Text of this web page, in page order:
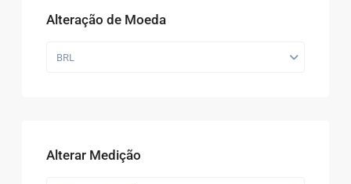
Alteração de Moeda
BRL
Alterar Medição